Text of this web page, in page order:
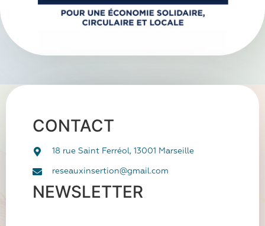
CONTACT
18 rue Saint Ferréol, 13001 Marseille
reseauxinsertion@gmail.com
NEWSLETTER